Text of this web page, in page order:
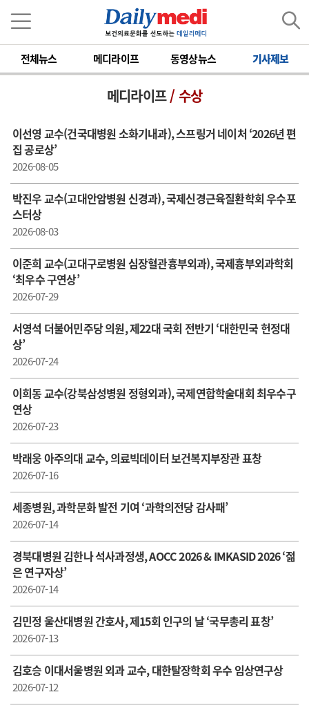
전체뉴스 메디라이프 동영상뉴스 기사제보
메디라이프/ 수상
이선영 교수(건국대병원 소화기내과), 스프링거 네이처 ‘2026년 편
집 공로상’
2026-08-05
박진우 교수(고대안암병원 신경과), 국제신경근육질환학회 우수포
스터상
2026-08-03
이준희 교수(고대구로병원 심장혈관흉부외과), 국제흉부외과학회
‘최우수 구연상’
2026-07-29
서영석 더불어민주당 의원, 제22대 국회 전반기 ‘대한민국 헌정대
상’
2026-07-24
이희동 교수(강북삼성병원 정형외과), 국제연합학술대회 최우수구
연상
2026-07-23
박래웅 아주의대 교수, 의료빅데이터 보건복지부장관 표창
2026-07-16
세종병원, 과학문화 발전 기여 ‘과학의전당 감사패’
2026-07-14
경북대병원 김한나 석사과정생, AOCC 2026 & IMKASID 2026 ‘젊
은 연구자상’
2026-07-14
김민정 울산대병원 간호사, 제15회 인구의 날 ‘국무총리 표창’
2026-07-13
김호승 이대서울병원 외과 교수, 대한탈장학회 우수 임상연구상
2026-07-12